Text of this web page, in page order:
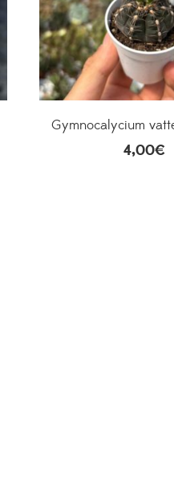
Gymnocalycium
4,00€